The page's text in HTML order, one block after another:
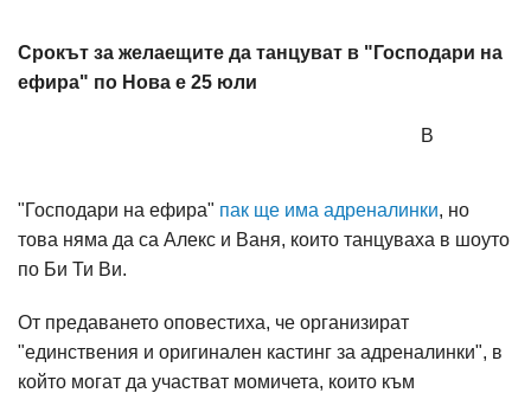
Срокът за желаещите да танцуват в "Господари на
ефира" по Нова е 25 юли
В
"Господари на ефира" пак ще има адреналинки, но
това няма да са Алекс и Ваня, които танцуваха в шоуто
по Би Ти Ви.
От предаването оповестиха, че организират
"единствения и оригинален кастинг за адреналинки", в
който могат да участват момичета, които към